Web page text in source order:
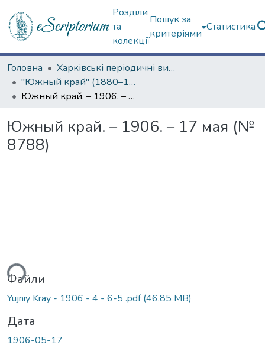
Розділи
та
колекції
Пошук за
критеріями
Статистика
Головна
Харківські періодичні видання
"Южный край" (1880–1919 гг.)
Южный край. – 1906. – 17 мая (№ 8788)
Южный край. – 1906. – 17 мая (№
8788)
Файли
Yujniy Kray - 1906 - 4 - 6-5 .pdf(46,85 MB)
Дата
1906-05-17